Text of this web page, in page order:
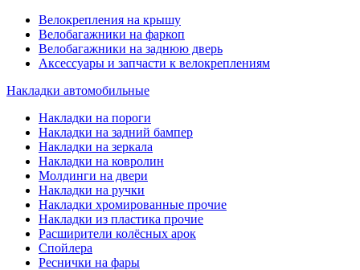
Велокрепления на крышу
Велобагажники на фаркоп
Велобагажники на заднюю дверь
Аксессуары и запчасти к велокреплениям
Накладки автомобильные
Накладки на пороги
Накладки на задний бампер
Накладки на зеркала
Накладки на ковролин
Молдинги на двери
Накладки на ручки
Накладки хромированные прочие
Накладки из пластика прочие
Расширители колёсных арок
Спойлера
Реснички на фары